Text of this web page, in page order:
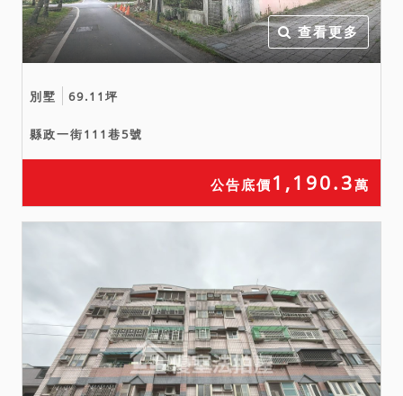
查看更多
別墅 69.11坪
縣政一街111巷5號
公告底價 1,190.3萬